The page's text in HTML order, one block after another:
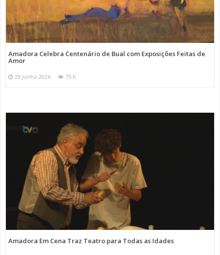
Amadora Celebra Centenário de Bual com Exposições Feitas de
Amor
29 Junho 2026 75 K
Amadora Em Cena Traz Teatro para Todas as Idades